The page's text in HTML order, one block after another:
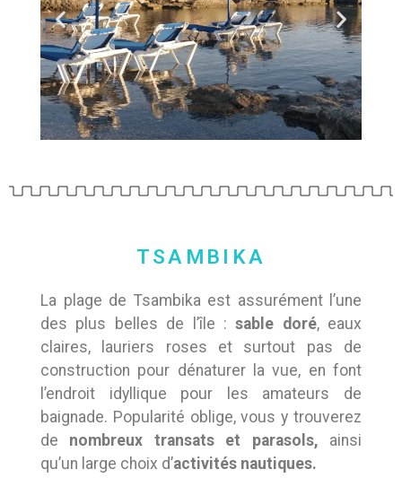
TSAMBIKA
La plage de Tsambika est assurément l’une
des plus belles de l’île :sable doré, eaux
claires, lauriers roses et surtout pas de
construction pour dénaturer la vue, en font
l’endroit idyllique pour les amateurs de
baignade. Popularité oblige, vous y trouverez
de nombreux transats et parasols, ainsi
qu’un large choix d’activités nautiques.